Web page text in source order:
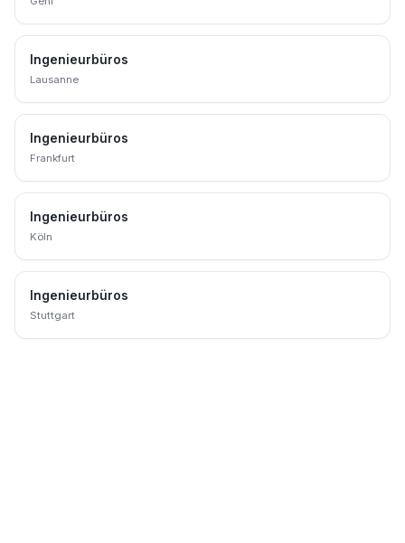
Ingenieurbüros
Lausanne
Ingenieurbüros
Frankfurt
Ingenieurbüros
Köln
Ingenieurbüros
Stuttgart